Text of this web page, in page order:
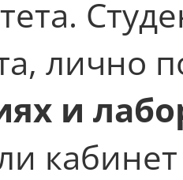
лично
и